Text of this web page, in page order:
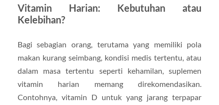
Vitamin Harian: Kebutuhan atau
Kelebihan?
Bagi sebagian orang, terutama yang memiliki pola
makan kurang seimbang, kondisi medis tertentu, atau
dalam masa tertentu seperti kehamilan, suplemen
vitamin harian memang direkomendasikan.
Contohnya, vitamin D untuk yang jarang terpapar